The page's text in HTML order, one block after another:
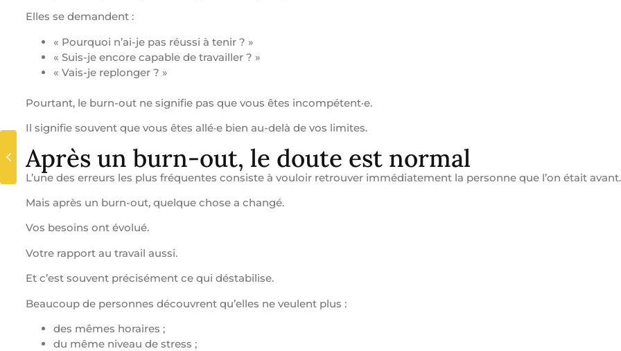
Elles se demandent :
« Pourquoi n’ai-je pas réussi à tenir ? »
« Suis-je encore capable de travailler ? »
« Vais-je replonger ? »
Pourtant, le burn-out ne signifie pas que vous êtes incompétent·e.
Il signifie souvent que vous êtes allé·e bien au-delà de vos limites.
Après un burn-out, le doute est normal
L’une des erreurs les plus fréquentes consiste à vouloir retrouver immédiatement la personne que l’on était avant.
Mais après un burn-out, quelque chose a changé.
Vos besoins ont évolué.
Votre rapport au travail aussi.
Et c’est souvent précisément ce qui déstabilise.
Beaucoup de personnes découvrent qu’elles ne veulent plus :
des mêmes horaires ;
du même niveau de stress ;